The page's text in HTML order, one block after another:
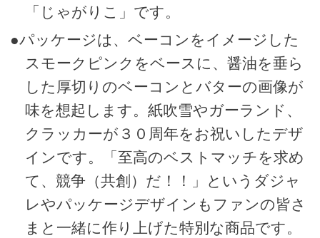
「じゃがりこ」です。
●パッケージは、ベーコンをイメージした
スモークピンクをベースに、醤油を垂ら
した厚切りのベーコンとバターの画像が
味を想起します。紙吹雪やガーランド、
クラッカーが３０周年をお祝いしたデザ
インです。「至高のベストマッチを求め
て、競争（共創）だ！！」というダジャ
レやパッケージデザインもファンの皆さ
まと一緒に作り上げた特別な商品です。